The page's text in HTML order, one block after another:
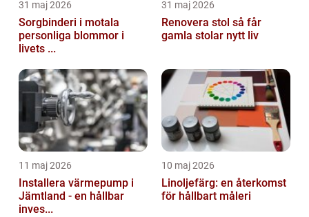
31 maj 2026
Sorgbinderi i motala
personliga blommor i
livets ...
31 maj 2026
Renovera stol så får
gamla stolar nytt liv
11 maj 2026
Installera värmepump i
Jämtland - en hållbar
inves...
10 maj 2026
Linoljefärg: en återkomst
för hållbart måleri